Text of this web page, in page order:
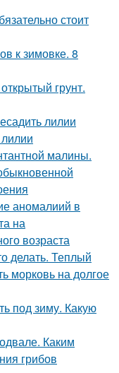
стоит
к зимовке. 8
грунт.
лилии
малины.
аномалиий в
на
возраста
делать. Теплый
морковь на долгое
под зиму. Какую
Каким
грибов